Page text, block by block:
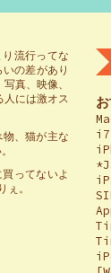
流行ってな
の差があり
真、映像、
人には激オス
、猫が主な
ってないよ
ぇ。